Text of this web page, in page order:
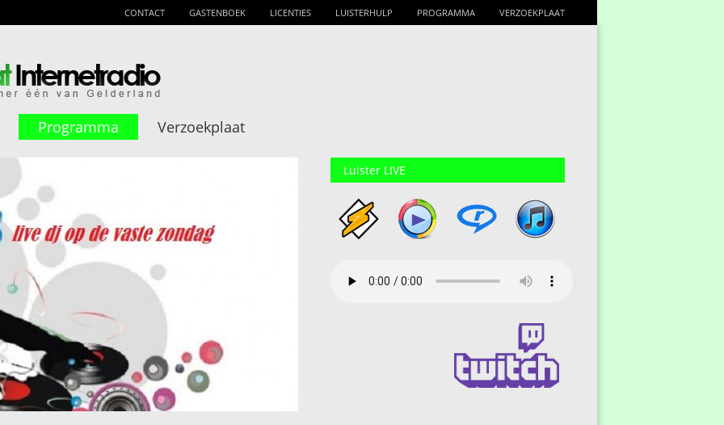
CONTACT GASTENBOEK LICENTIES LUISTERHULP PROGRAMMA VERZOEKPLAAT
Programma Verzoekplaat
Luister LIVE